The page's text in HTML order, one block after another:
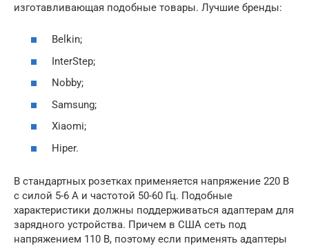
изготавливающая подобные товары. Лучшие бренды:
Belkin;
InterStep;
Nobby;
Samsung;
Xiaomi;
Hiper.
В стандартных розетках применяется напряжение 220 В
с силой 5-6 А и частотой 50-60 Гц. Подобные
характеристики должны поддерживаться адаптерам для
зарядного устройства. Причем в США сеть под
напряжением 110 В, поэтому если применять адаптеры